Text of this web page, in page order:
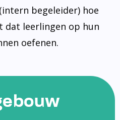
begeleider) hoe
dat leerlingen op hun
oefenen.